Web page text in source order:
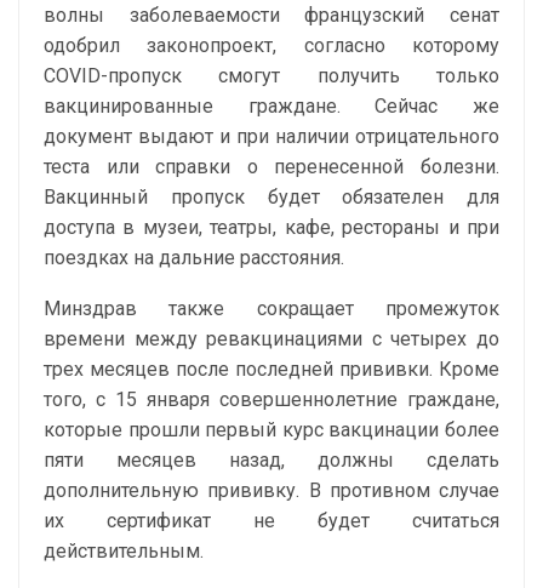
волны заболеваемости французский сенат
одобрил законопроект, согласно которому
COVID-пропуск смогут получить только
вакцинированные граждане. Сейчас же
документ выдают и при наличии отрицательного
теста или справки о перенесенной болезни.
Вакцинный пропуск будет обязателен для
доступа в музеи, театры, кафе, рестораны и при
поездках на дальние расстояния.
Минздрав также сокращает промежуток
времени между ревакцинациями с четырех до
трех месяцев после последней прививки. Кроме
того, с 15 января совершеннолетние граждане,
которые прошли первый курс вакцинации более
пяти месяцев назад, должны сделать
дополнительную прививку. В противном случае
их сертификат не будет считаться
действительным.